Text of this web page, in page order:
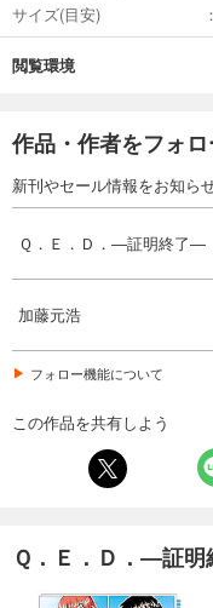
594円 (税込)
完結
あらすじを
Ｑ．Ｅ．
完結
Ｑ．Ｅ．
円 (税込)
サイズ(目安)
閲覧環境
作品・作者をフォ
新刊やセール情報をお知ら
Ｑ．Ｅ．Ｄ．―証明終了―
加藤元浩
フォロー機能について
この作品を共有しよう
Ｑ．Ｅ．Ｄ．―証